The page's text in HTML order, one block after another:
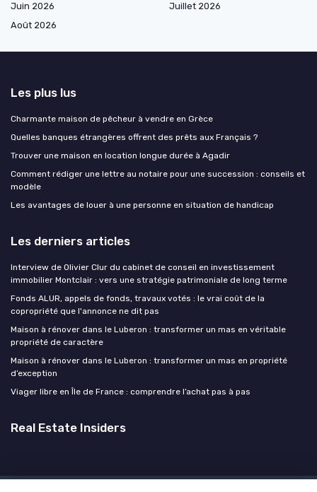
Juin 2026
Juillet 2026
Août 2026
Les plus lus
Charmante maison de pêcheur à vendre en Grèce
Quelles banques étrangères offrent des prêts aux Français ?
Trouver une maison en location longue durée à Agadir
Comment rédiger une lettre au notaire pour une succession : conseils et
modèle
Les avantages de louer à une personne en situation de handicap
Les derniers articles
Interview de Olivier Clur du cabinet de conseil en investissement
immobilier Montclair : vers une stratégie patrimoniale de long terme
Fonds ALUR, appels de fonds, travaux votés : le vrai coût de la
copropriété que l'annonce ne dit pas
Maison à rénover dans le Luberon : transformer un mas en véritable
propriété de caractère
Maison à rénover dans le Luberon : transformer un mas en propriété
d’exception
Viager libre en Île de France : comprendre l’achat pas à pas
Real Estate Insiders